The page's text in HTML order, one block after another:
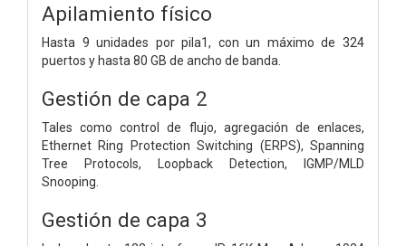
Apilamiento físico
Hasta 9 unidades por pila1, con un máximo de 324
puertos y hasta 80 GB de ancho de banda.
Gestión de capa 2
Tales como control de flujo, agregación de enlaces,
Ethernet Ring Protection Switching (ERPS), Spanning
Tree Protocols, Loopback Detection, IGMP/MLD
Snooping.
Gestión de capa 3